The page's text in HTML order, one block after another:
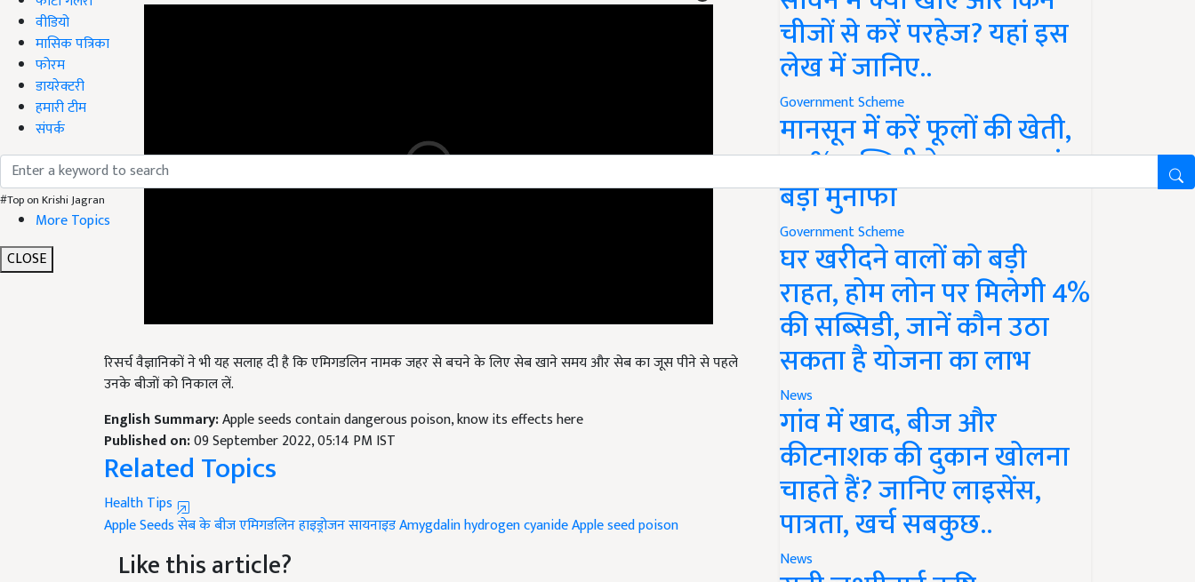
वीडियो
मासिक पत्रिका
फोरम
डायरेक्टरी
हमारी टीम
संपर्क
#Top on Krishi Jagran
More Topics
CLOSE
उनके बीजों को निकाल लें.
Published on:09 September 2022, 05:14 PM IST
Related Topics
Health Tips
Apple Seeds सेब के बीज
Like this article?
Hey! I amलोकेश निरवाल. Did you liked this article and have suggestions to improve this article?
चीजों से करें परहेज? यहां इस
लेख में जानिए..
Government Scheme
मानसून में करें फूलों की खेती,
50% सब्सिडी के साथ कमाएं
बड़ा मुनाफा
Government Scheme
घर खरीदने वालों को बड़ी
राहत, होम लोन पर मिलेगी 4%
की सब्सिडी, जानें कौन उठा
सकता है योजना का लाभ
News
गांव में खाद, बीज और
कीटनाशक की दुकान खोलना
चाहते हैं? जानिए लाइसेंस,
पात्रता, खर्च सबकुछ..
News